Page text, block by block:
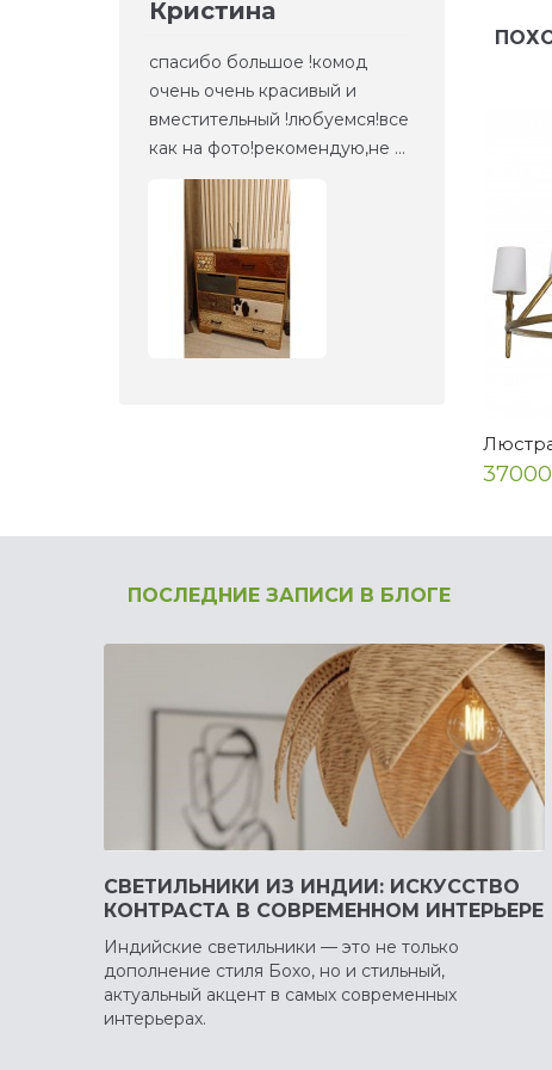
Кристина
спасибо большое !комод
очень очень красивый и
вместительный !любуемся!все
как на фото!рекомендую,не ...
ПОСЛЕДНИЕ ЗАПИСИ В БЛОГЕ
СВЕТИЛЬНИКИ ИЗ ИНДИИ: ИСКУССТВО
КОНТРАСТА В СОВРЕМЕННОМ ИНТЕРЬЕРЕ
Индийские светильники — это не только
дополнение стиля Бохо, но и стильный,
актуальный акцент в самых современных
интерьерах.